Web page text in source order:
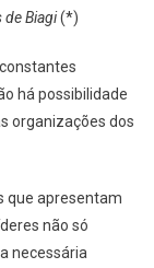
de Biagi(*)
há possibilidade
organizações dos
que apresentam
não só
necessária